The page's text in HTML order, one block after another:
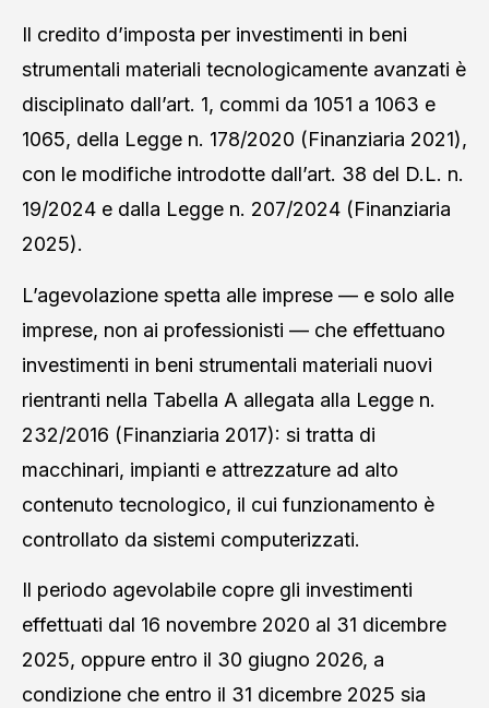
Il credito d’imposta per investimenti in beni
strumentali materiali tecnologicamente avanzati è
disciplinato dall’art. 1, commi da 1051 a 1063 e
1065, della Legge n. 178/2020 (Finanziaria 2021),
con le modifiche introdotte dall’art. 38 del D.L. n.
19/2024 e dalla Legge n. 207/2024 (Finanziaria
2025).
L’agevolazione spetta alle imprese — e solo alle
imprese, non ai professionisti — che effettuano
investimenti in beni strumentali materiali nuovi
rientranti nella Tabella A allegata alla Legge n.
232/2016 (Finanziaria 2017): si tratta di
macchinari, impianti e attrezzature ad alto
contenuto tecnologico, il cui funzionamento è
controllato da sistemi computerizzati.
Il periodo agevolabile copre gli investimenti
effettuati dal 16 novembre 2020 al 31 dicembre
2025, oppure entro il 30 giugno 2026, a
condizione che entro il 31 dicembre 2025 sia